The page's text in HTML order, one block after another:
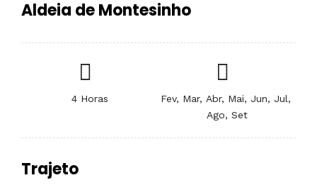
Aldeia de Montesinho
4 Horas
Fev, Mar, Abr, Mai, Jun, Jul,
Ago, Set
Trajeto